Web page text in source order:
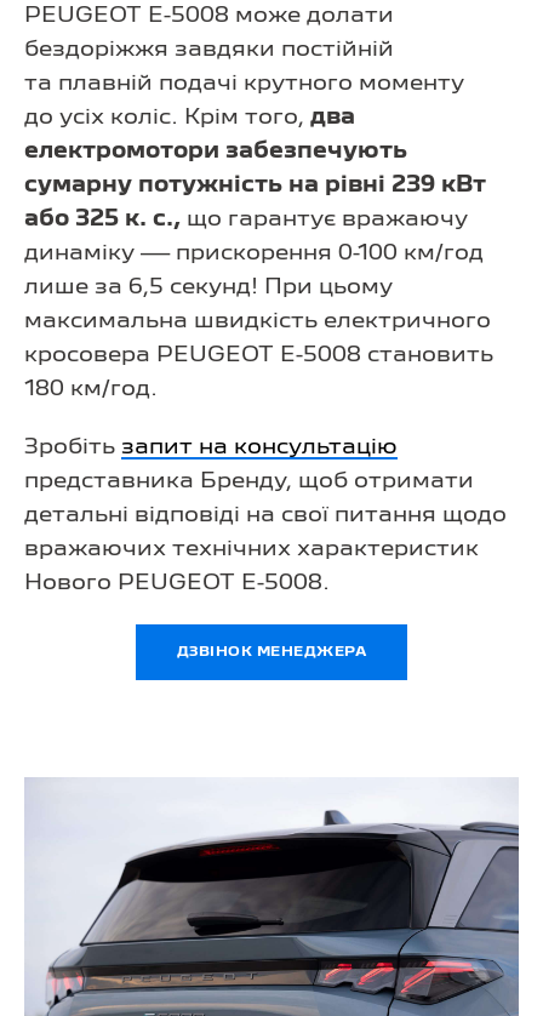
PEUGEOT E-5008 може долати
бездоріжжя завдяки постійній
та плавній подачі крутного моменту
до усіх коліс. Крім того, два
електромотори забезпечують
сумарну потужність на рівні 239 кВт
або 325 к. с., що гарантує вражаючу
динаміку — прискорення 0-100 км/год
лише за 6,5 секунд! При цьому
максимальна швидкість електричного
кросовера PEUGEOT E-5008 становить
180 км/год.
Зробіть запит на консультацію
представника Бренду, щоб отримати
детальні відповіді на свої питання щодо
вражаючих технічних характеристик
Нового PEUGEOT E-5008.
ДЗВІНОК МЕНЕДЖЕРА